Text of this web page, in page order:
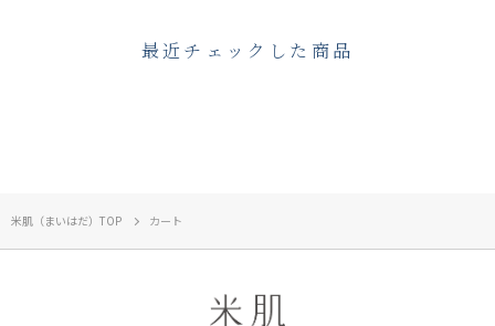
最近チェックした商品
米肌（まいはだ）TOP カート